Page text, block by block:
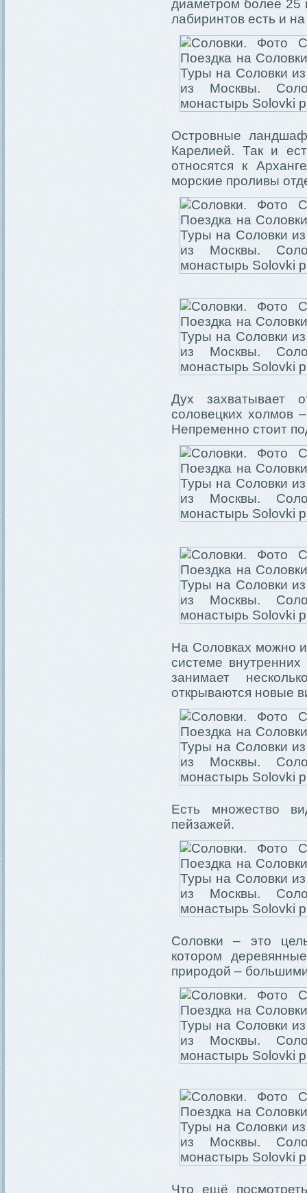
диаметром более 25
лабиринтов есть и
Островные
Карелией. Так и
относятся к
морские проливы
Дух захватывает
соловецких холмов
Непременно стоит
На Соловках можно
системе
занимает
открываются новые
Есть множество
пейзажей.
Соловки – это
котором
природой –
Что ещё